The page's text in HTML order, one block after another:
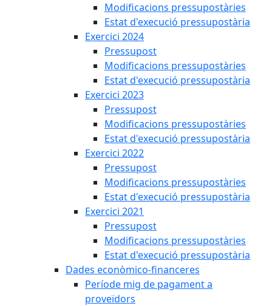
Modificacions pressupostàries
Estat d'execució pressupostària
Exercici 2024
Pressupost
Modificacions pressupostàries
Estat d'execució pressupostària
Exercici 2023
Pressupost
Modificacions pressupostàries
Estat d'execució pressupostària
Exercici 2022
Pressupost
Modificacions pressupostàries
Estat d'execució pressupostària
Exercici 2021
Pressupost
Modificacions pressupostàries
Estat d'execució pressupostària
Dades econòmico-financeres
Període mig de pagament a
proveïdors